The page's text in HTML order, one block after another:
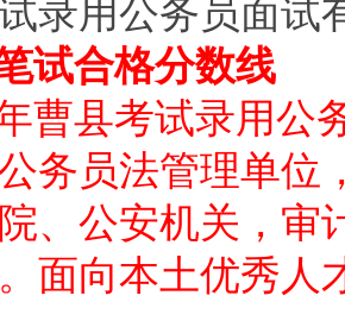
录用公务员面试
试合格分数线
曹县考试录用公
务员法管理单位
、公安机关，审
面向本土优秀人